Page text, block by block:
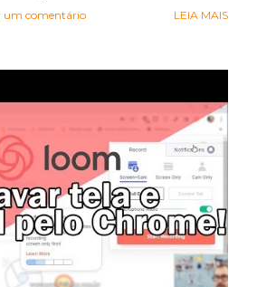
um comentário LEIA MAIS